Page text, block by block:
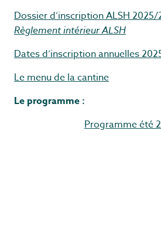
Dossier d’inscription ALSH
Règlement intérieur ALSH
Dates d’inscription annuelles
Le menu de la cantine
Le programme :
Programme été